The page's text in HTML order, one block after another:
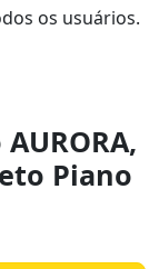
os usuários.
Piano